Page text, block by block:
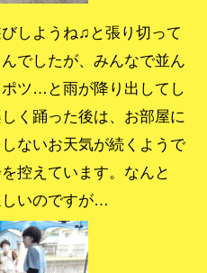
しようね♫と張り切って
でしたが、みんなで並ん
ツ…と雨が降り出してし
く踊った後は、お部屋に
ないお天気が続くようで
控えています。なんと
しいのですが…